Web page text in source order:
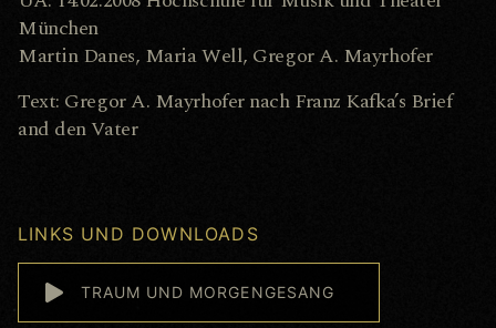
München
Martin Danes, Maria Well, Gregor A. Mayrhofer
Text: Gregor A. Mayrhofer nach Franz Kafka’s Brief
and den Vater
LINKS UND DOWNLOADS
TRAUM UND MORGENGESANG